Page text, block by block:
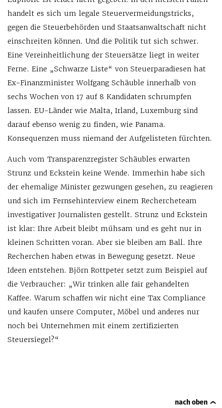
handelt es sich um legale Steuervermeidungstricks,
gegen die Steuerbehörden und Staatsanwaltschaft nicht
einschreiten können. Und die Politik tut sich schwer.
Eine Vereinheitlichung der Steuersätze liegt in weiter
Ferne. Eine „Schwarze Liste“ von Steuerparadiesen hat
Ex-Finanzminister Wolfgang Schäuble innerhalb von
sechs Wochen von 17 auf 8 Kandidaten schrumpfen
lassen. EU-Länder wie Malta, Irland, Luxemburg sind
darauf ebenso wenig zu finden, wie Panama.
Konsequenzen muss niemand der Aufgelisteten fürchten.
Auch vom Transparenzregister Schäubles erwarten
Strunz und Eckstein keine Wende. Immerhin habe sich
der ehemalige Minister gezwungen gesehen, zu reagieren
und sich im Fernsehinterview einem Rechercheteam
investigativer Journalisten gestellt. Strunz und Eckstein
ist klar: Ihre Arbeit bleibt mühsam und es geht nur in
kleinen Schritten voran. Aber sie bleiben am Ball. Ihre
Recherchen haben etwas in Bewegung gesetzt. Neue
Ideen entstehen. Björn Rottpeter setzt zum Beispiel auf
die Verbraucher: „Wir trinken alle fair gehandelten
Kaffee. Warum schaffen wir nicht eine Tax Compliance
und kaufen unsere Computer, Möbel und anderes nur
noch bei Unternehmen mit einem zertifizierten
Steuersiegel?“
nach oben